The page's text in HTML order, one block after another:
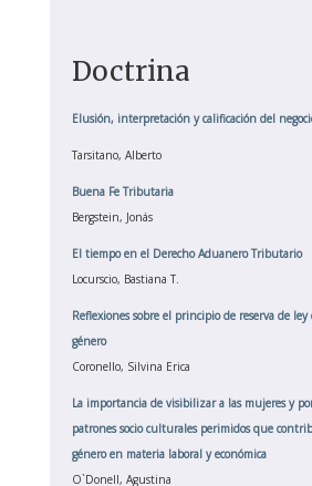
Doctrina
Elusión, interpretación y calificación del
Tarsitano, Alberto
Buena Fe Tributaria
Bergstein, Jonás
El tiempo en el Derecho Aduanero Tributario
Locurscio, Bastiana T.
Reflexiones sobre el principio de reserva de
género
Coronello, Silvina Erica
La importancia de visibilizar a las mujeres y
patrones socio culturales perimidos que
género en materia laboral y económica
O`Donell, Agustina